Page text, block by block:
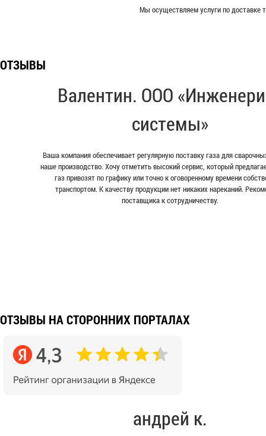
Мы осуществляем услуги по доставке
ОТЗЫВЫ
Валентин. ООО
системы»
Ваша компания обеспечивает регулярную поставку газа для
наше производство. Хочу отметить высокий сервис, который
газ привозят по графику или точно к оговоренному времени
транспортом. К качеству продукции нет никаких нареканий.
поставщика к сотрудничеству.
ОТЗЫВЫ НА СТОРОННИХ ПОРТАЛАХ
андрей к.